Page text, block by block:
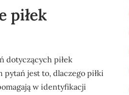
piłek
dotyczących piłek
pytań jest to, dlaczego piłki
w identyfikacji